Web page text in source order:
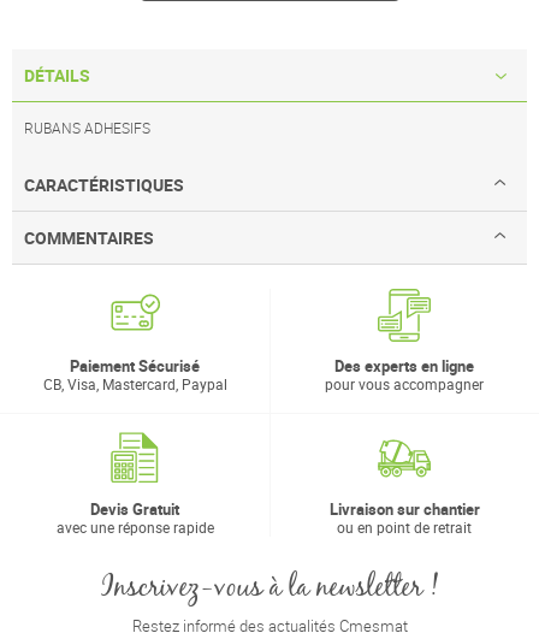
DÉTAILS
RUBANS ADHESIFS
CARACTÉRISTIQUES
COMMENTAIRES
Paiement Sécurisé
CB, Visa, Mastercard, Paypal
Des experts en ligne
pour vous accompagner
Devis Gratuit
avec une réponse rapide
Livraison sur chantier
ou en point de retrait
Inscrivez-vous à la newsletter !
Restez informé des actualités Cmesmat